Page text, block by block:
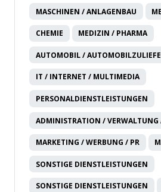
MASCHINEN / ANLAGENBAU
CHEMIE MEDIZIN / PHARMA
AUTOMOBIL /
IT / INTERNET / MULTIMEDIA
PERSONALDIENSTLEISTUNGEN
ADMINISTRATION / VERWALTUNG
MARKETING / WERBUNG / PR
SONSTIGE DIENSTLEISTUNGEN
SONSTIGE DIENSTLEISTUNGEN